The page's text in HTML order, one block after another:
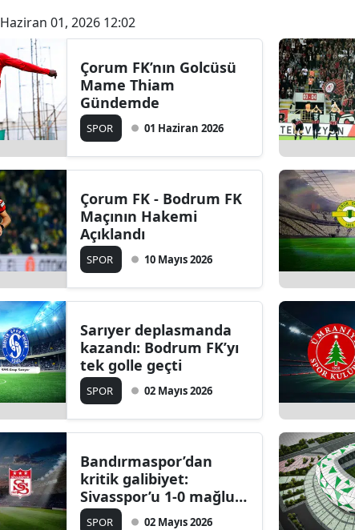
Haziran 01, 2026 12:02
Çorum FK’nın Golcüsü
Mame Thiam
Gündemde
SPOR 01 Haziran 2026
Çorum FK - Bodrum FK
Maçının Hakemi
Açıklandı
SPOR 10 Mayıs 2026
Sarıyer deplasmanda
kazandı: Bodrum FK’yı
tek golle geçti
SPOR 02 Mayıs 2026
Bandırmaspor’dan
kritik galibiyet:
Sivasspor’u 1-0 mağlup
etti
SPOR 02 Mayıs 2026